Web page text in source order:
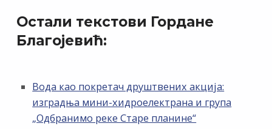
Остали текстови Гордане
Благојевић:
Вода као покретач друштвених акција:
изградња мини-хидроелектрана и група
„Одбранимо реке Старе планине“